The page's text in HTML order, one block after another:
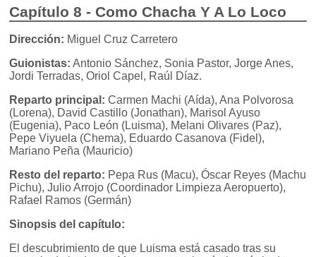
Capítulo 8 - Como Chacha Y A Lo Loco
Dirección: Miguel Cruz Carretero
Guionistas: Antonio Sánchez, Sonia Pastor, Jorge Anes,
Jordi Terradas, Oriol Capel, Raúl Díaz.
Reparto principal: Carmen Machi (Aída), Ana Polvorosa
(Lorena), David Castillo (Jonathan), Marisol Ayuso
(Eugenia), Paco León (Luisma), Melani Olivares (Paz),
Pepe Viyuela (Chema), Eduardo Casanova (Fidel),
Mariano Peña (Mauricio)
Resto del reparto: Pepa Rus (Macu), Óscar Reyes (Machu
Pichu), Julio Arrojo (Coordinador Limpieza Aeropuerto),
Rafael Ramos (Germán)
Sinopsis del capítulo:
El descubrimiento de que Luisma está casado tras su